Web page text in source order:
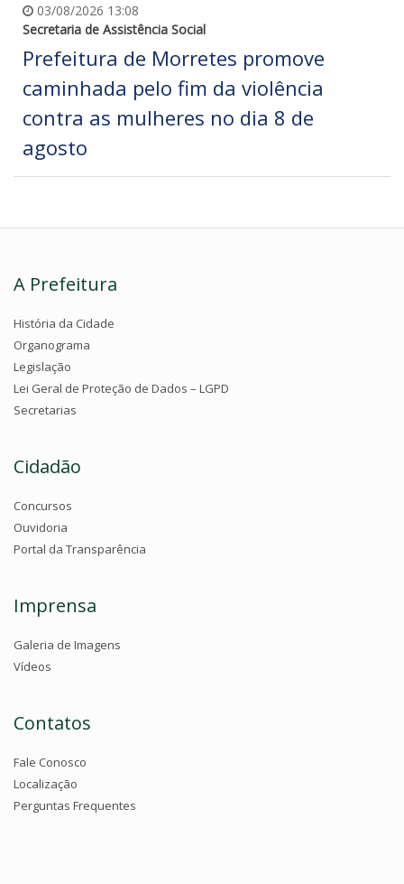
03/08/2026 13:08
Secretaria de Assistência Social
Prefeitura de Morretes promove
caminhada pelo fim da violência
contra as mulheres no dia 8 de
agosto
A Prefeitura
História da Cidade
Organograma
Legislação
Lei Geral de Proteção de Dados – LGPD
Secretarias
Cidadão
Concursos
Ouvidoria
Portal da Transparência
Imprensa
Galeria de Imagens
Vídeos
Contatos
Fale Conosco
Localização
Perguntas Frequentes